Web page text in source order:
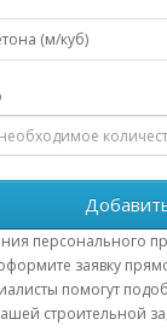
(м/куб)
персонального
заявку
помогут
строительной